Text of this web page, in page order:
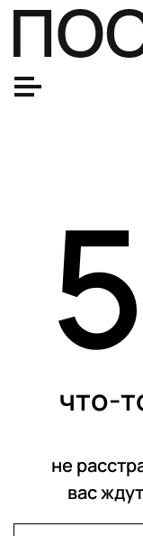
что-
не
вас